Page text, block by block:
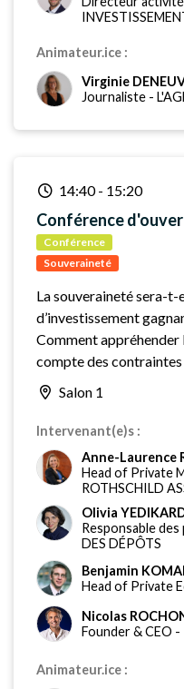
Animateur.ice :
Virginie
Journaliste -
14:40- 15:20
Conférence
Conférence
Souveraineté
La souveraineté sera-
d’investissement
Comment appréhender
compte des contraintes
Salon 1
Intervenant(e)s :
Anne-Laurence
Head of Private
ROTHSCHILD
Olivia
Responsable
DES DÉPÔTS
Benjamin
Head of Private
Nicolas
Founder & CEO -
Animateur.ice :